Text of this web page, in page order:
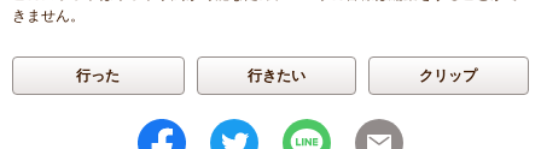
家族の内訳
人数：3人～5人
2025年10月2日
きません。
行った 行きたい クリップ